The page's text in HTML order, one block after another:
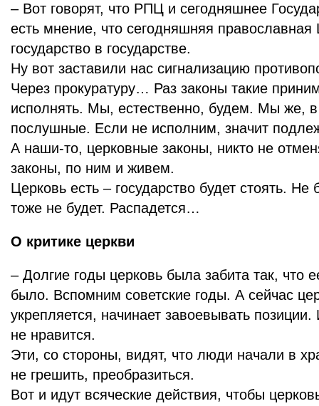
– Вот говорят, что РПЦ и сегодняшнее
есть мнение, что сегодняшняя православная
государство в государстве.
Ну вот заставили нас сигнализацию
Через прокуратуру… Раз законы такие
исполнять. Мы, естественно, будем. Мы же,
послушные. Если не исполним, значит
А наши-то, церковные законы, никто не
законы, по ним и живем.
Церковь есть – государство будет стоять. Не
тоже не будет. Распадется…
О критике церкви
– Долгие годы церковь была забита так, что
было. Вспомним советские годы. А сейчас
укрепляется, начинает завоевывать
не нравится.
Эти, со стороны, видят, что люди начали в
не грешить, преобразиться.
Вот и идут всяческие действия, чтобы